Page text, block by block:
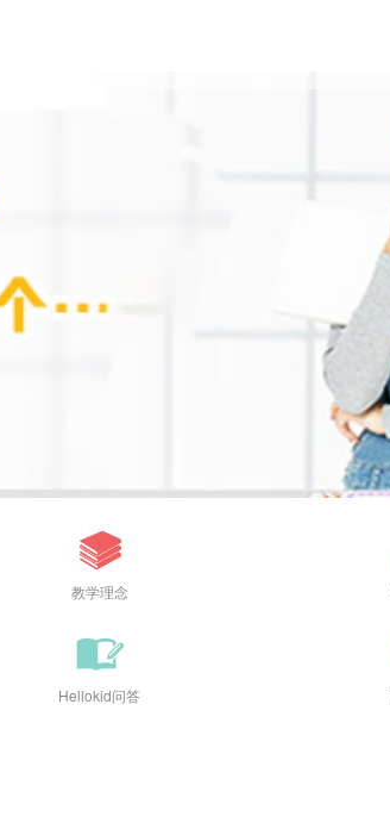
教学理念
Hellokid问答